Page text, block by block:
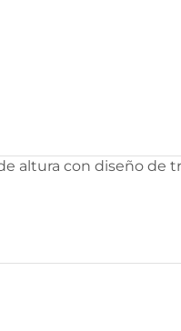
altura con diseño de